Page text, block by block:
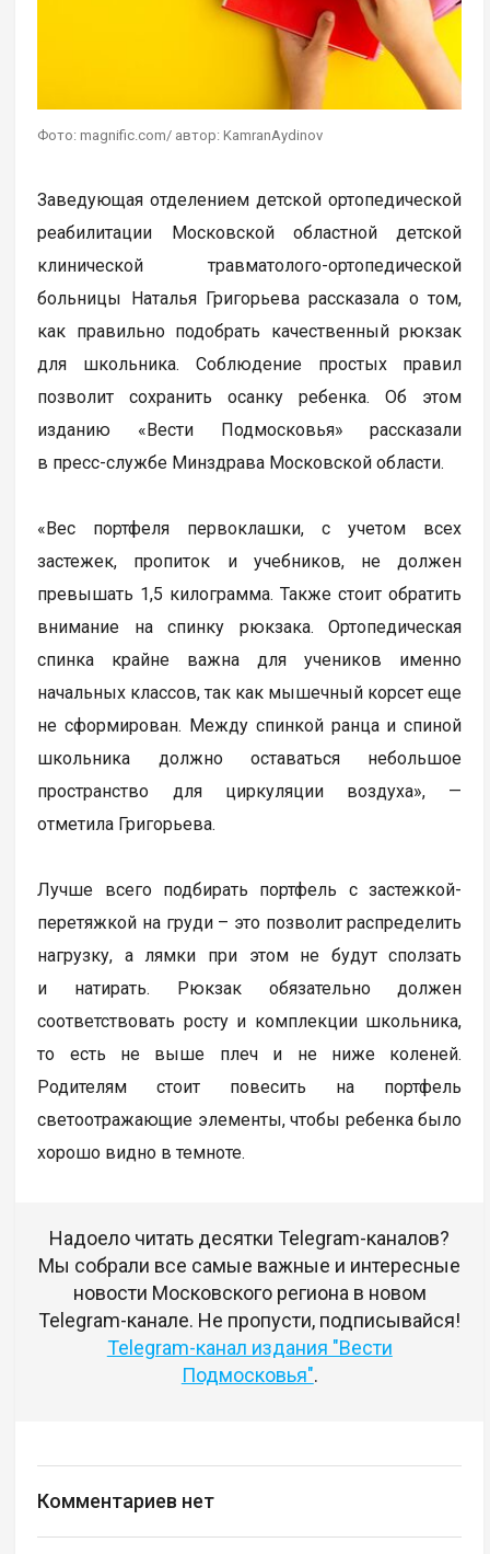
Фото: magnific.com/ автор: KamranAydinov
Заведующая отделением детской ортопедической
реабилитации Московской областной детской
клинической травматолого-ортопедической
больницы Наталья Григорьева рассказала о том,
как правильно подобрать качественный рюкзак
для школьника. Соблюдение простых правил
позволит сохранить осанку ребенка. Об этом
изданию «Вести Подмосковья» рассказали
в пресс-службе Минздрава Московской области.
«Вес портфеля первоклашки, с учетом всех
застежек, пропиток и учебников, не должен
превышать 1,5 килограмма. Также стоит обратить
внимание на спинку рюкзака. Ортопедическая
спинка крайне важна для учеников именно
начальных классов, так как мышечный корсет еще
не сформирован. Между спинкой ранца и спиной
школьника должно оставаться небольшое
пространство для циркуляции воздуха», —
отметила Григорьева.
Лучше всего подбирать портфель с застежкой-
перетяжкой на груди – это позволит распределить
нагрузку, а лямки при этом не будут сползать
и натирать. Рюкзак обязательно должен
соответствовать росту и комплекции школьника,
то есть не выше плеч и не ниже коленей.
Родителям стоит повесить на портфель
светоотражающие элементы, чтобы ребенка было
хорошо видно в темноте.
Надоело читать десятки Telegram-каналов?
Мы собрали все самые важные и интересные
новости Московского региона в новом
Telegram-канале. Не пропусти, подписывайся!
Telegram-канал издания "Вести
Подмосковья".
Комментариев нет